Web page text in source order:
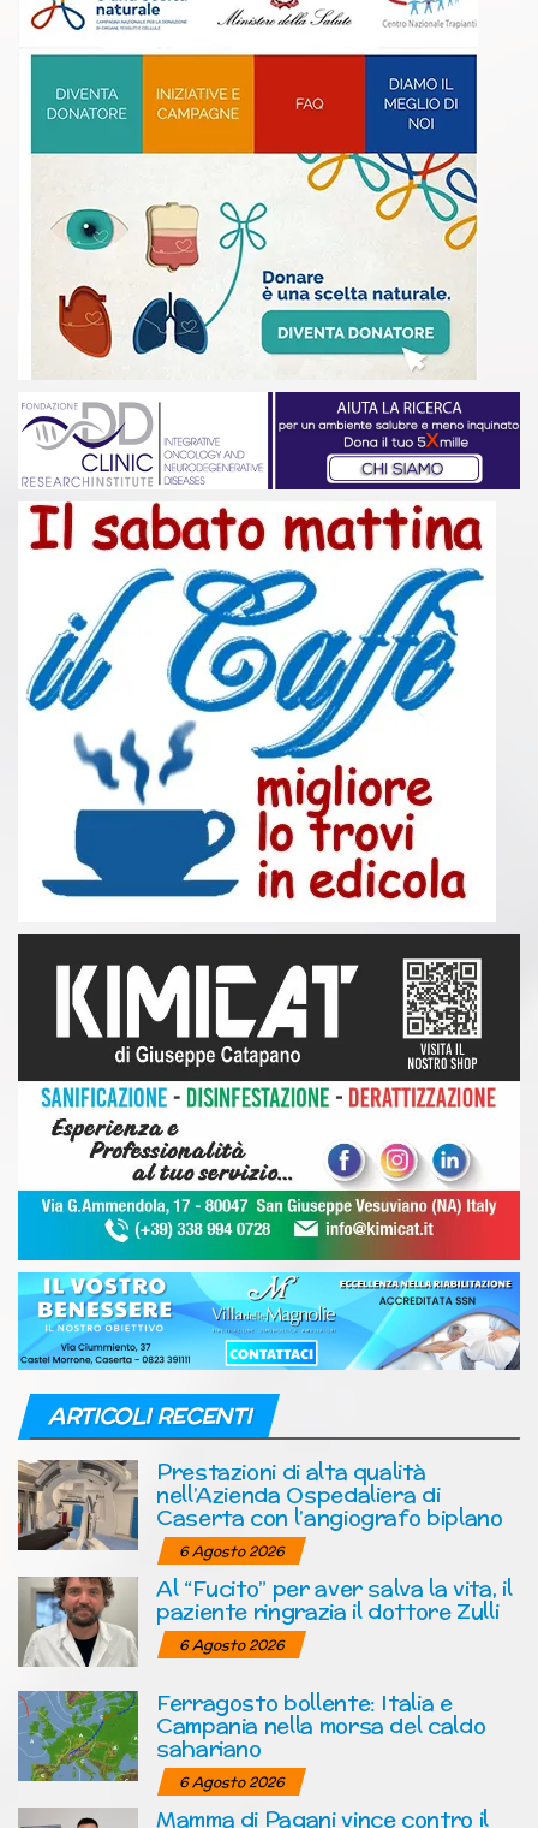
ARTICOLI RECENTI
Prestazioni di alta qualità
nell’Azienda Ospedaliera di
Caserta con l’angiografo biplano
6 Agosto 2026
Al “Fucito” per aver salva la vita, il
paziente ringrazia il dottore Zulli
6 Agosto 2026
Ferragosto bollente: Italia e
Campania nella morsa del caldo
sahariano
6 Agosto 2026
Mamma di Pagani vince contro il